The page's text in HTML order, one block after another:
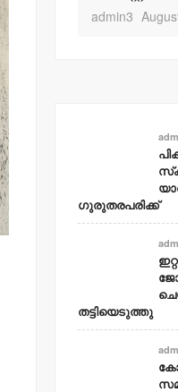
admin3
ഗുരുതരപരിക്ക്
തട്ടിയെടുത്തു